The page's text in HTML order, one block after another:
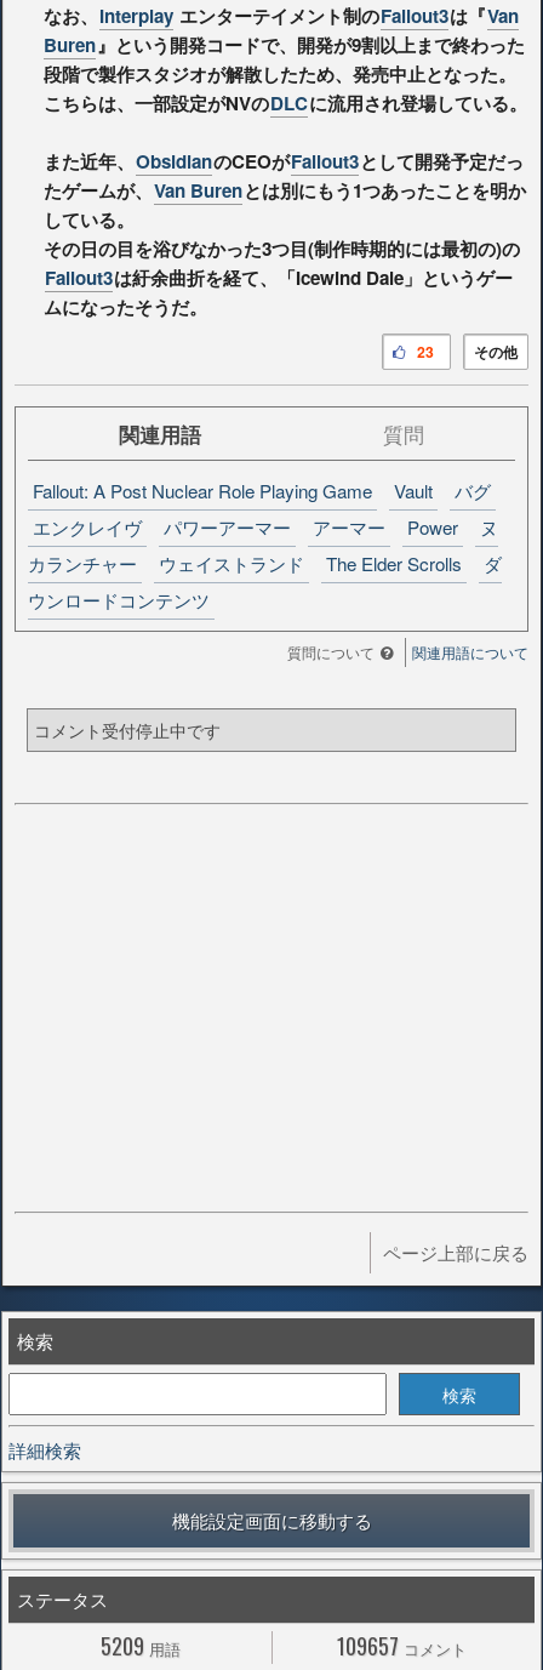
なお、 Interplay エンターテイメント制のFallout3は『Van
Buren』という開発コードで、開発が9割以上まで終わった
段階で製作スタジオが解散したため、発売中止となった。
こちらは、一部設定がNVのDLCに流用され登場している。
また近年、 ObsidianのCEOがFallout3として開発予定だっ
たゲームが、 Van Burenとは別にもう1つあったことを明か
している。
その日の目を浴びなかった3つ目(制作時期的には最初の)の
Fallout3は紆余曲折を経て、「Icewind Dale」というゲー
ムになったそうだ。
その他
23
関連用語 質問
Fallout: A Post Nuclear Role Playing Game Vault
バグ
エンクレイヴ
パワーアーマー アーマー Power
ヌ
カランチャー
ウェイストランド The Elder Scrolls
ダ
ウンロードコンテンツ
関連用語について
質問について
コメント受付停止中です
ページ上部に戻る
検索
詳細検索
機能設定画面に移動する
ステータス
5209 用語 109657 コメント